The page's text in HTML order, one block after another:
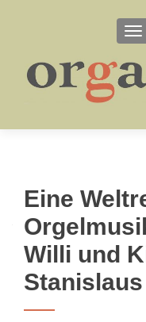
Eine
Willi und
Stanislaus